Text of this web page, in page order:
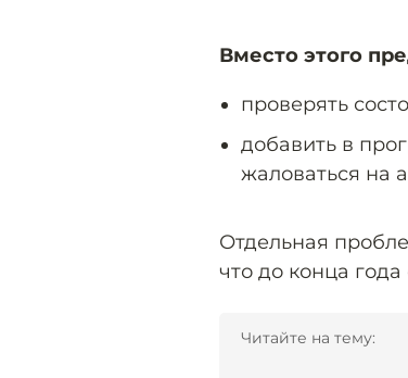
Вместо этого
проверять
добавить в
жаловаться на
Отдельная
что до конца
Читайте на тему: